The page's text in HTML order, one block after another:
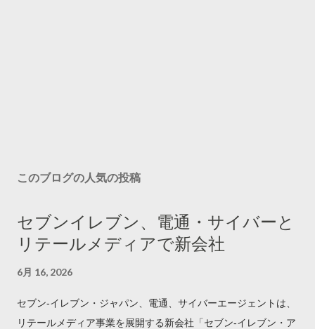
このブログの人気の投稿
セブンイレブン、電通・サイバーと
リテールメディアで新会社
6月 16, 2026
セブン‐イレブン・ジャパン、電通、サイバーエージェントは、
リテールメディア事業を展開する新会社「セブン‐イレブン・ア